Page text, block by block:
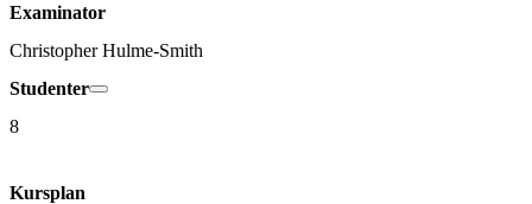
Examinator
Christopher Hulme-Smith
Studenter
8
Kursplan